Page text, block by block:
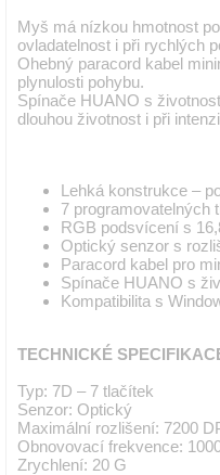
Myš má nízkou hmotnost
ovladatelnost i při rychlých
Ohebný paracord kabel
plynulosti pohybu.
Spínače HUANO s
dlouhou životnost i při
Lehká konstrukce –
7 programovatelných
RGB podsvícení s
Optický senzor s
Paracord kabel pro
Spínače HUANO s
Kompatibilita s
TECHNICKÉ
Typ: 7D – 7 tlačítek
Senzor: Optický
Maximální rozlišení: 7200
Obnovovací frekvence:
Zrychlení: 20 G